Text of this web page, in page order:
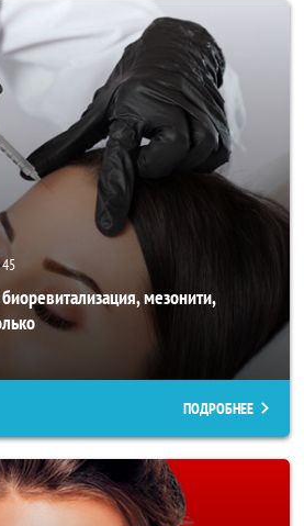
45
мезонити,
ПОДРОБНЕЕ